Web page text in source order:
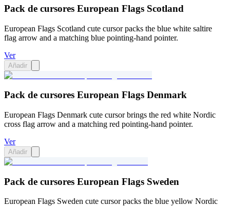
Pack de cursores European Flags Scotland
European Flags Scotland cute cursor packs the blue white saltire
flag arrow and a matching blue pointing-hand pointer.
Ver
Añadir
Pack de cursores European Flags Denmark
European Flags Denmark cute cursor brings the red white Nordic
cross flag arrow and a matching red pointing-hand pointer.
Ver
Añadir
Pack de cursores European Flags Sweden
European Flags Sweden cute cursor packs the blue yellow Nordic